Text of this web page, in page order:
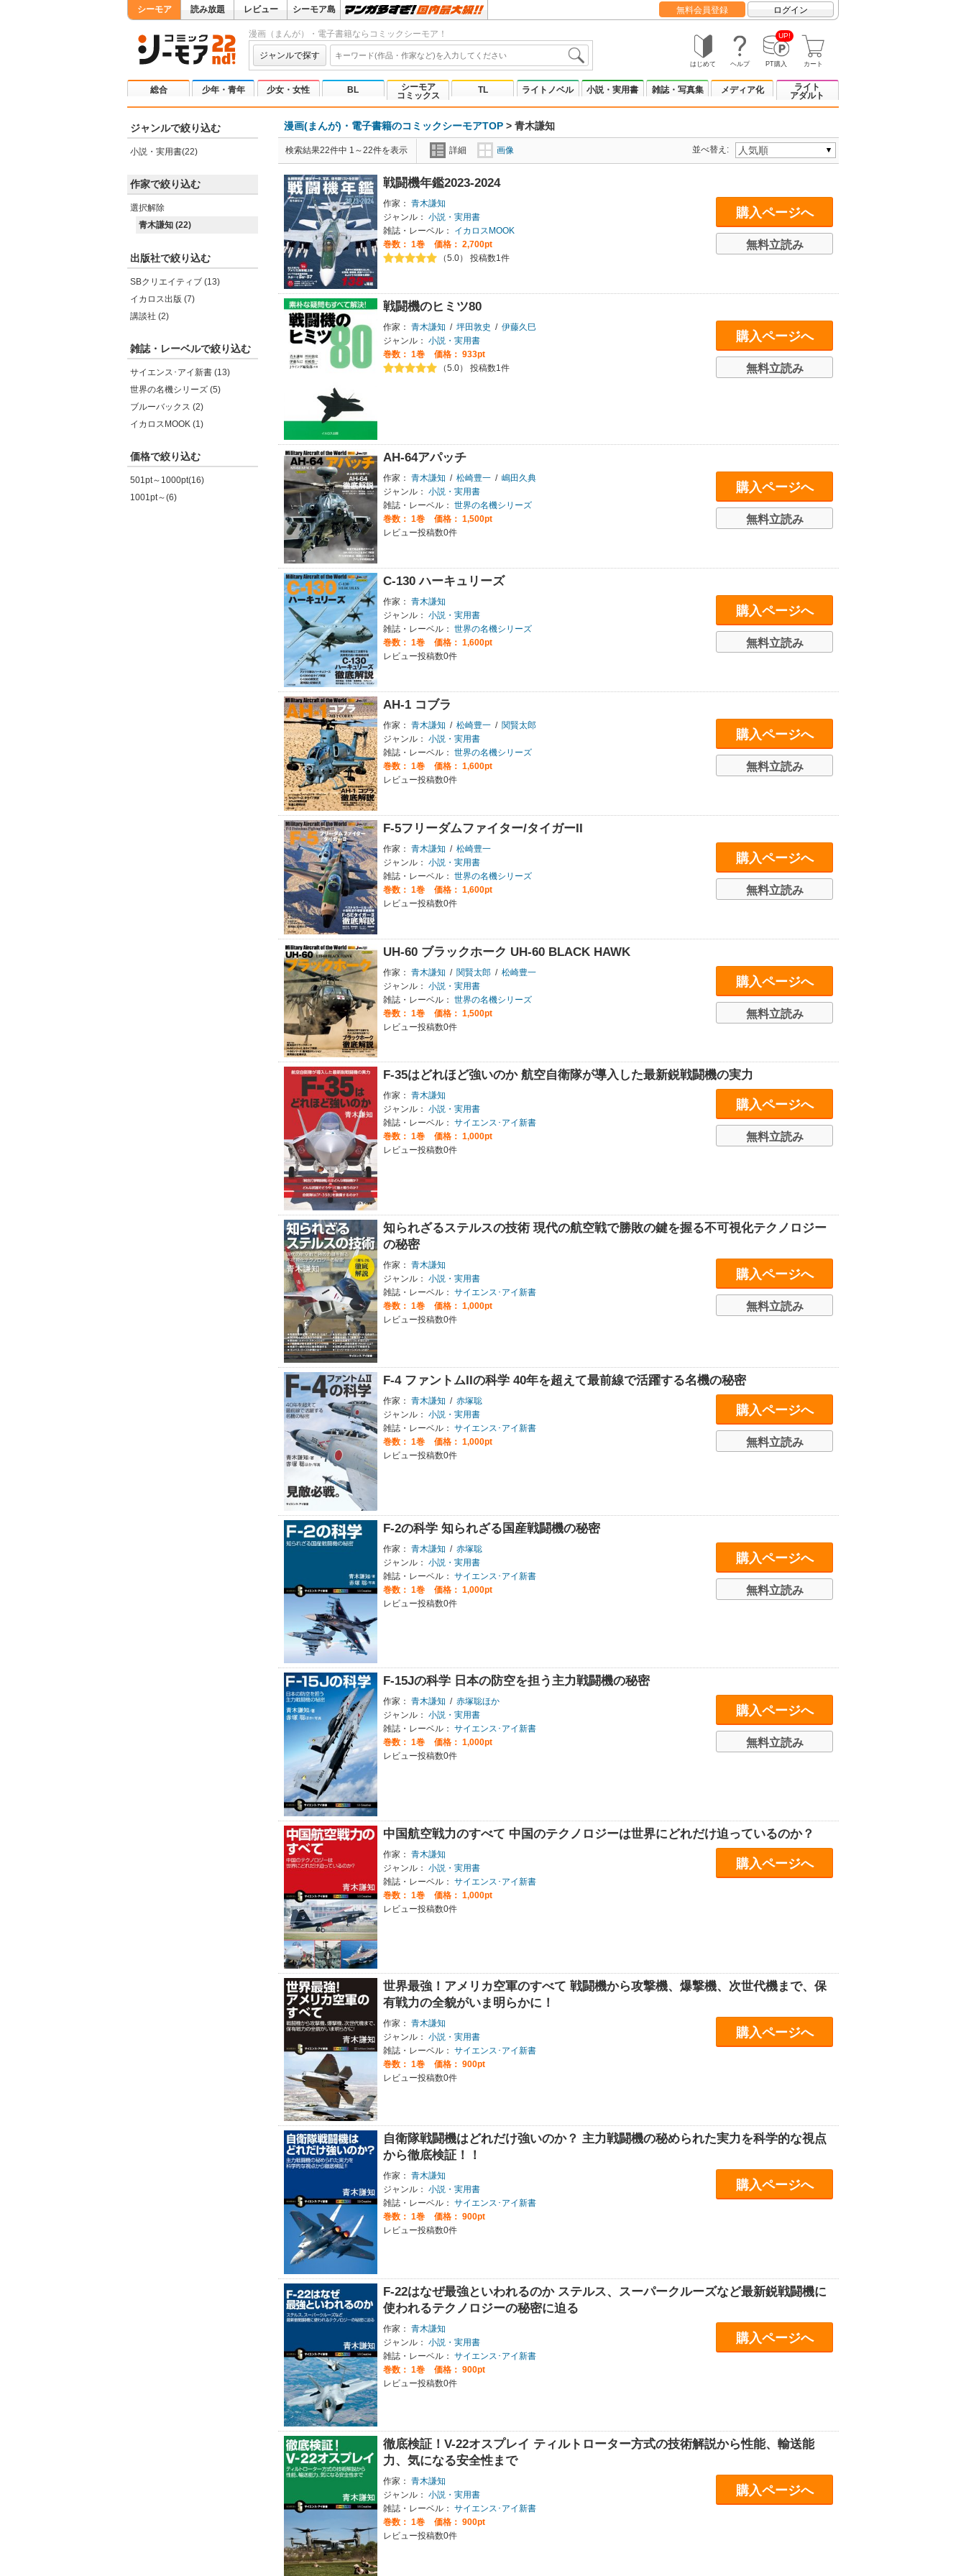
シーモア 読み放題 レビュー シーモア島 無料会員登録 ログイン
漫画（まんが）・電子書籍ならコミックシーモア！
ジャンルで探す
はじめて ヘルプ
UP!
PT購入 カート
総合 少年・青年 少女・女性 BL
シーモア
コミックス
TL ライトノベル 小説・実用書 雑誌・写真集 メディア化
ライト
アダルト
ジャンルで絞り込む
小説・実用書(22)
作家で絞り込む
選択解除
青木謙知 (22)
出版社で絞り込む
SBクリエイティブ (13)
イカロス出版 (7)
講談社 (2)
雑誌・レーベルで絞り込む
サイエンス･アイ新書 (13)
世界の名機シリーズ (5)
ブルーバックス (2)
イカロスMOOK (1)
価格で絞り込む
501pt～1000pt(16)
1001pt～(6)
漫画(まんが)・電子書籍のコミックシーモアTOP > 青木謙知
検索結果22件中 1～22件を表示 詳細 画像 並べ替え:
戦闘機年鑑2023-2024
作家： 青木謙知
ジャンル： 小説・実用書
雑誌・レーベル：
イカロスMOOK
巻数： 1巻
価格： 2,700pt
（5.0） 投稿数1件
購入ページへ
無料立読み
戦闘機のヒミツ80
作家： 青木謙知 / 坪田敦史 / 伊藤久巳
ジャンル： 小説・実用書
巻数： 1巻
価格： 933pt
（5.0） 投稿数1件
購入ページへ
無料立読み
AH-64アパッチ
作家： 青木謙知 / 松崎豊一 / 嶋田久典
ジャンル： 小説・実用書
雑誌・レーベル： 世界の名機シリーズ
巻数： 1巻
価格： 1,500pt
レビュー投稿数0件
購入ページへ
無料立読み
C-130 ハーキュリーズ
作家： 青木謙知
ジャンル： 小説・実用書
雑誌・レーベル： 世界の名機シリーズ
巻数： 1巻
価格： 1,600pt
レビュー投稿数0件
購入ページへ
無料立読み
AH-1 コブラ
作家： 青木謙知 / 松崎豊一 / 関賢太郎
ジャンル： 小説・実用書
雑誌・レーベル： 世界の名機シリーズ
巻数： 1巻
価格： 1,600pt
レビュー投稿数0件
購入ページへ
無料立読み
F-5フリーダムファイター/タイガーII
作家： 青木謙知 / 松崎豊一
ジャンル： 小説・実用書
雑誌・レーベル： 世界の名機シリーズ
巻数： 1巻
価格： 1,600pt
レビュー投稿数0件
購入ページへ
無料立読み
UH-60 ブラックホーク UH-60 BLACK HAWK
作家： 青木謙知 / 関賢太郎 / 松崎豊一
ジャンル： 小説・実用書
雑誌・レーベル： 世界の名機シリーズ
巻数： 1巻
価格： 1,500pt
レビュー投稿数0件
購入ページへ
無料立読み
F-35はどれほど強いのか 航空自衛隊が導入した最新鋭戦闘機の実力
作家： 青木謙知
ジャンル： 小説・実用書
雑誌・レーベル： サイエンス･アイ新書
巻数： 1巻
価格： 1,000pt
レビュー投稿数0件
購入ページへ
無料立読み
知られざるステルスの技術 現代の航空戦で勝敗の鍵を握る不可視化テクノロジー
の秘密
作家： 青木謙知
ジャンル： 小説・実用書
雑誌・レーベル： サイエンス･アイ新書
巻数： 1巻
価格： 1,000pt
レビュー投稿数0件
購入ページへ
無料立読み
F-4 ファントムIIの科学 40年を超えて最前線で活躍する名機の秘密
作家： 青木謙知 / 赤塚聡
ジャンル： 小説・実用書
雑誌・レーベル： サイエンス･アイ新書
巻数： 1巻
価格： 1,000pt
レビュー投稿数0件
購入ページへ
無料立読み
F-2の科学 知られざる国産戦闘機の秘密
作家： 青木謙知 / 赤塚聡
ジャンル： 小説・実用書
雑誌・レーベル： サイエンス･アイ新書
巻数： 1巻
価格： 1,000pt
レビュー投稿数0件
購入ページへ
無料立読み
F-15Jの科学 日本の防空を担う主力戦闘機の秘密
作家： 青木謙知 / 赤塚聡ほか
ジャンル： 小説・実用書
雑誌・レーベル： サイエンス･アイ新書
巻数： 1巻
価格： 1,000pt
レビュー投稿数0件
購入ページへ
無料立読み
中国航空戦力のすべて 中国のテクノロジーは世界にどれだけ迫っているのか？
作家： 青木謙知
ジャンル： 小説・実用書
雑誌・レーベル： サイエンス･アイ新書
巻数： 1巻
価格： 1,000pt
レビュー投稿数0件
購入ページへ
世界最強！アメリカ空軍のすべて 戦闘機から攻撃機、爆撃機、次世代機まで、保
有戦力の全貌がいま明らかに！
作家： 青木謙知
ジャンル： 小説・実用書
雑誌・レーベル： サイエンス･アイ新書
巻数： 1巻
価格： 900pt
レビュー投稿数0件
購入ページへ
自衛隊戦闘機はどれだけ強いのか？ 主力戦闘機の秘められた実力を科学的な視点
から徹底検証！！
作家： 青木謙知
ジャンル： 小説・実用書
雑誌・レーベル： サイエンス･アイ新書
巻数： 1巻
価格： 900pt
レビュー投稿数0件
購入ページへ
F-22はなぜ最強といわれるのか ステルス、スーパークルーズなど最新鋭戦闘機に
使われるテクノロジーの秘密に迫る
作家： 青木謙知
ジャンル： 小説・実用書
雑誌・レーベル： サイエンス･アイ新書
巻数： 1巻
価格： 900pt
レビュー投稿数0件
購入ページへ
徹底検証！V-22オスプレイ ティルトローター方式の技術解説から性能、輸送能
力、気になる安全性まで
作家： 青木謙知
ジャンル： 小説・実用書
雑誌・レーベル： サイエンス･アイ新書
巻数： 1巻
価格： 900pt
レビュー投稿数0件
購入ページへ